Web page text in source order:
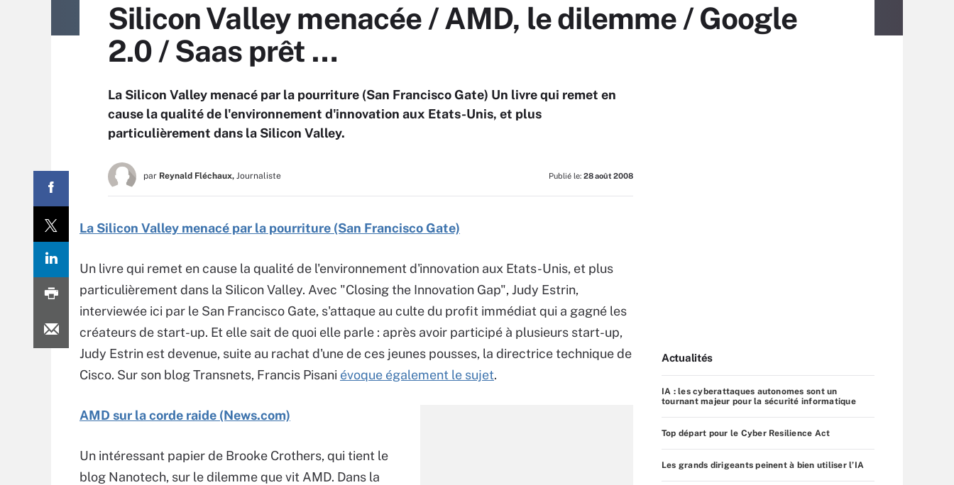
Silicon Valley menacée / AMD, le dilemme / Google
2.0 / Saas prêt …
La Silicon Valley menacé par la pourriture (San Francisco Gate) Un livre qui remet en
cause la qualité de l'environnement d'innovation aux Etats-Unis, et plus
particulièrement dans la Silicon Valley.
par Reynald Fléchaux, Journaliste Publié le: 28 août 2008
La Silicon Valley menacé par la pourriture (San Francisco Gate)
Un livre qui remet en cause la qualité de l'environnement d'innovation aux Etats-Unis, et plus
particulièrement dans la Silicon Valley. Avec "Closing the Innovation Gap", Judy Estrin,
interviewée ici par le San Francisco Gate, s'attaque au culte du profit immédiat qui a gagné les
créateurs de start-up. Et elle sait de quoi elle parle : après avoir participé à plusieurs start-up,
Judy Estrin est devenue, suite au rachat d'une de ces jeunes pousses, la directrice technique de
Cisco. Sur son blog Transnets, Francis Pisani évoque également le sujet.
AMD sur la corde raide (News.com)
Un intéressant papier de Brooke Crothers, qui tient le
blog Nanotech, sur le dilemme que vit AMD. Dans la
Actualités
IA : les cyberattaques autonomes sont un
tournant majeur pour la sécurité informatique
Top départ pour le Cyber Resilience Act
Les grands dirigeants peinent à bien utiliser l’IA